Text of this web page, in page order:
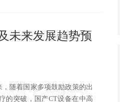
未来发展趋势预
随着国家多项鼓励政策的出
的突破，国产CT设备在中高